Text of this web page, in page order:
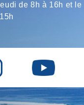
de 8h à 16h et le